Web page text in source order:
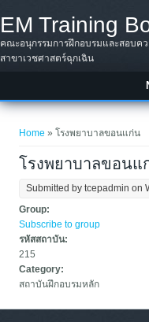
EM Training
คณะอนุกรรมการฝึกอบรมและสอบค
สาขาเวชศาสตร์ฉุกเฉิน
You are here
Home » โรงพยาบาลขอนแก่น
โรงพยาบาลขอนแ
Submitted bytcepadmin on
Group:
Subscribe to group
รหัสสถาบัน:
215
Category:
สถาบันฝึกอบรมหลัก